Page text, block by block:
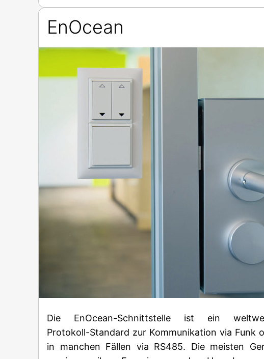
EnOcean
Die EnOcean-Schnittstelle ist ein
Protokoll-Standard zur Kommunikation via Funk
in manchen Fällen via RS485. Die meisten